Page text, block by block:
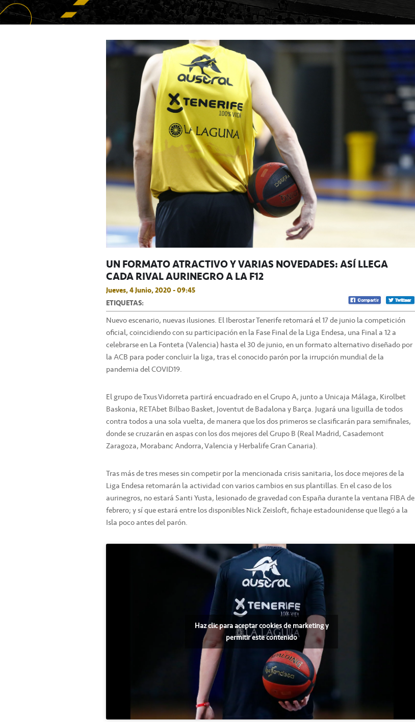
UN FORMATO ATRACTIVO Y VARIAS NOVEDADES: ASÍ LLEGA
CADA RIVAL AURINEGRO A LA F12
Jueves, 4 Junio, 2020 - 09:45
ETIQUETAS:
Nuevo escenario, nuevas ilusiones. El Iberostar Tenerife retomará el 17 de junio la competición
oficial, coincidiendo con su participación en la Fase Final de la Liga Endesa, una Final a 12 a
celebrarse en La Fonteta (Valencia) hasta el 30 de junio, en un formato alternativo diseñado por
la ACB para poder concluir la liga, tras el conocido parón por la irrupción mundial de la
pandemia del COVID19.
El grupo de Txus Vidorreta partirá encuadrado en el Grupo A, junto a Unicaja Málaga, Kirolbet
Baskonia, RETAbet Bilbao Basket, Joventut de Badalona y Barça. Jugará una liguilla de todos
contra todos a una sola vuelta, de manera que los dos primeros se clasificarán para semifinales,
donde se cruzarán en aspas con los dos mejores del Grupo B (Real Madrid, Casademont
Zaragoza, Morabanc Andorra, Valencia y Herbalife Gran Canaria).
Tras más de tres meses sin competir por la mencionada crisis sanitaria, los doce mejores de la
Liga Endesa retomarán la actividad con varios cambios en sus plantillas. En el caso de los
aurinegros, no estará Santi Yusta, lesionado de gravedad con España durante la ventana FIBA de
febrero; y sí que estará entre los disponibles Nick Zeisloft, fichaje estadounidense que llegó a la
Isla poco antes del parón.
Haz clic para aceptar cookies de marketing y
permitir este contenido